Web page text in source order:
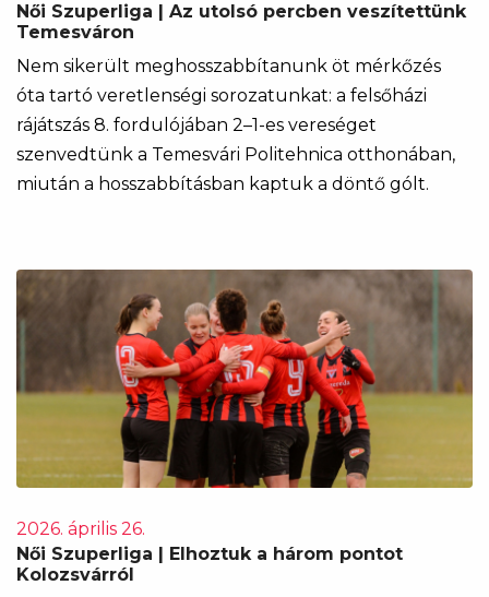
Női Szuperliga | Az utolsó percben veszítettünk
Temesváron
Nem sikerült meghosszabbítanunk öt mérkőzés
óta tartó veretlenségi sorozatunkat: a felsőházi
rájátszás 8. fordulójában 2–1-es vereséget
szenvedtünk a Temesvári Politehnica otthonában,
miután a hosszabbításban kaptuk a döntő gólt.
2026. április 26.
Női Szuperliga | Elhoztuk a három pontot
Kolozsvárról